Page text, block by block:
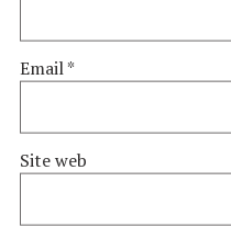
Email*
Site web